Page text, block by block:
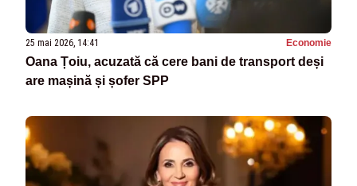
25 mai 2026, 14:41 Economie
Oana Țoiu, acuzată că cere bani de transport deși
are mașină și șofer SPP